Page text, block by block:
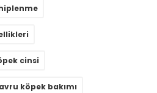
cinsi
köpek bakımı